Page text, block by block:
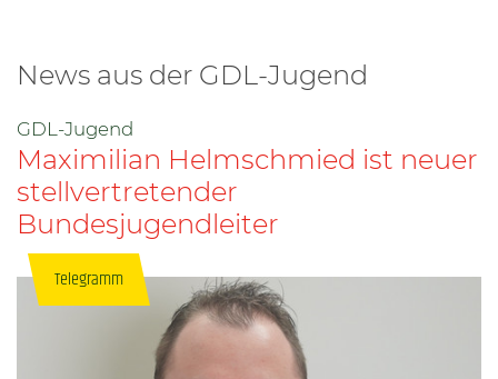
News aus der GDL-Jugend
Telegramm
GDL-Jugend
Maximilian Helmschmied ist neuer
stellvertretender
Bundesjugendleiter